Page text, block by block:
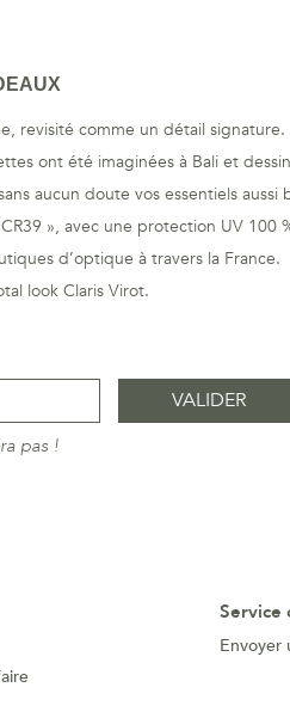
revisité comme un détail signature.
ont été imaginées à Bali et
aucun doute vos essentiels aussi
», avec une protection UV 100
d’optique à travers la France.
look Claris Virot.
pas !
Service
Envoyer